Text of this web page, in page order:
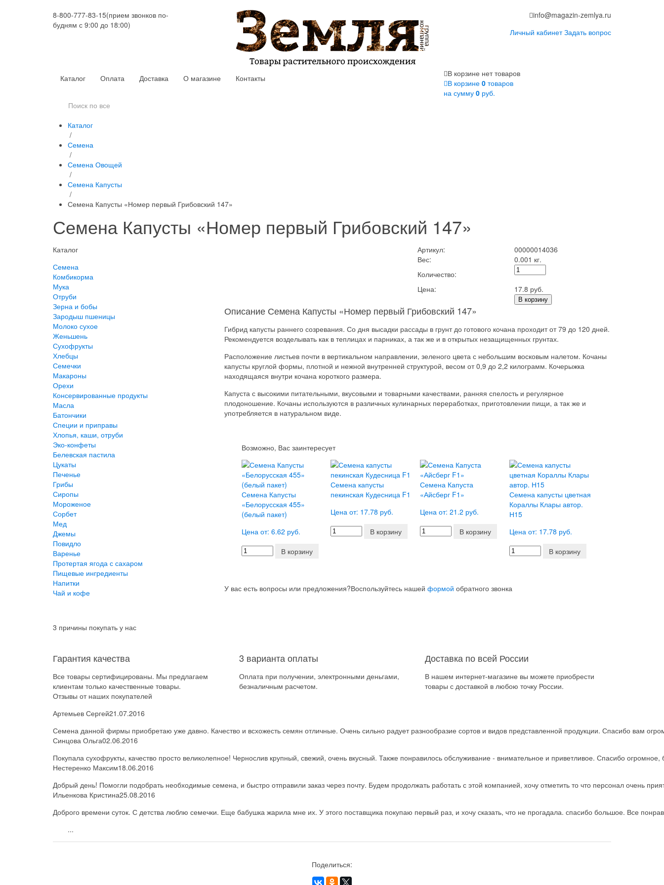
8-800-777-83-15(прием звонков по-
будням с 9:00 до 18:00)
info@magazin-zemlya.ru
Личный кабинет Задать вопрос
Каталог Оплата Доставка О магазине Контакты
В корзине нет товаров
В корзине 0 товаров
на сумму 0 руб.
Каталог
/
Семена
/
Семена Овощей
/
Семена Капусты
/
Семена Капусты «Номер первый Грибовский 147»
Семена Капусты «Номер первый Грибовский 147»
Каталог
Семена
Комбикорма
Мука
Отруби
Зерна и бобы
Зародыш пшеницы
Молоко сухое
Женьшень
Сухофрукты
Хлебцы
Семечки
Макароны
Орехи
Консервированные продукты
Масла
Батончики
Специи и приправы
Хлопья, каши, отруби
Эко-конфеты
Белевская пастила
Цукаты
Печенье
Грибы
Сиропы
Мороженое
Сорбет
Мед
Джемы
Повидло
Варенье
Протертая ягода с сахаром
Пищевые ингредиенты
Напитки
Чай и кофе
Артикул:
00000014036
Вес:
0.001 кг.
Количество:
Цена:
17.8 руб.
В корзину
Описание Семена Капусты «Номер первый Грибовский 147»
Гибрид капусты раннего созревания. Со дня высадки рассады в грунт до готового кочана проходит от 79 до 120 дней.
Рекомендуется возделывать как в теплицах и парниках, а так же и в открытых незащищенных грунтах.
Расположение листьев почти в вертикальном направлении, зеленого цвета с небольшим восковым налетом. Кочаны
капусты круглой формы, плотной и нежной внутренней структурой, весом от 0,9 до 2,2 килограмм. Кочерыжка
находящаяся внутри кочана короткого размера.
Капуста с высокими питательными, вкусовыми и товарными качествами, ранняя спелость и регулярное
плодоношение. Кочаны используются в различных кулинарных переработках, приготовлении пищи, а так же и
употребляется в натуральном виде.
Возможно, Вас заинтересует
Семена Капусты
«Белорусская 455»
(белый пакет)
Цена от: 6.62 руб.
В корзину
Семена капусты
пекинская Кудесница F1
Цена от: 17.78 руб.
В корзину
Семена Капуста
«Айсберг F1»
Цена от: 21.2 руб.
В корзину
Семена капусты цветная
Кораллы Клары автор.
Н15
Цена от: 17.78 руб.
В корзину
У вас есть вопросы или предложения?Воспользуйтесь нашей формой обратного звонка
3 причины покупать у нас
Гарантия качества
Все товары сертифицированы. Мы предлагаем
клиентам только качественные товары.
3 варианта оплаты
Оплата при получении, электронными деньгами,
безналичным расчетом.
Доставка по всей России
В нашем интернет-магазине вы можете приобрести
товары с доставкой в любою точку России.
Отзывы от наших покупателей
Артемьев Сергей21.07.2016
Семена данной фирмы приобретаю уже давно. Качество и всхожесть семян отличные. Очень сильно радует разнообразие сортов и видов представленной продукции. Спасибо вам
Синцова Ольга02.06.2016
Покупала сухофрукты, качество просто великолепное! Чернослив крупный, свежий, очень вкусный. Также понравилось обслуживание - внимательное и приветливое. Спасибо огромное,
Нестеренко Максим18.06.2016
Добрый день! Помогли подобрать необходимые семена, и быстро отправили заказ через почту. Будем продолжать работать с этой компанией, хочу отметить то что персонал очень
Ильенкова Кристина25.08.2016
Доброго времени суток. С детства люблю семечки. Еще бабушка жарила мне их. У этого поставщика покупаю первый раз, и хочу сказать, что не прогадала. спасибо большое. Все
...
Поделиться: